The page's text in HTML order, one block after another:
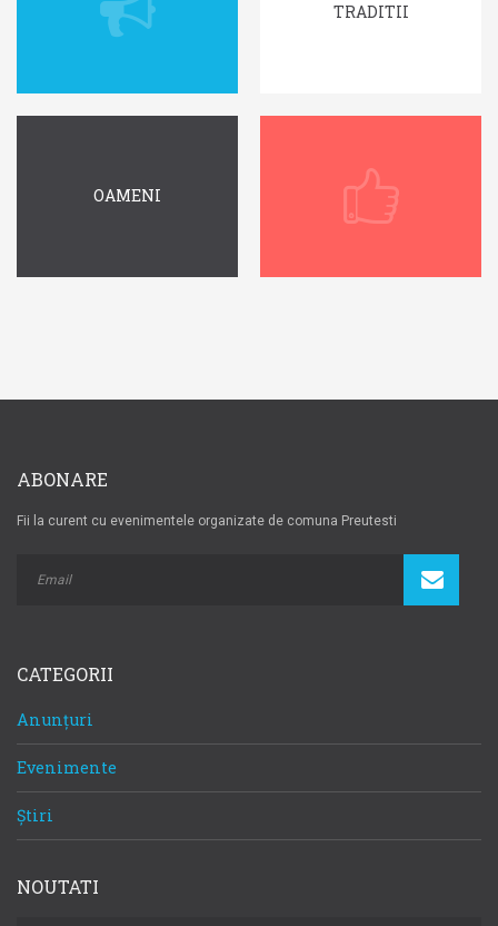
TRADITII
OAMENI
ABONARE
Fii la curent cu evenimentele organizate de comuna Preutesti
CATEGORII
Anunțuri
Evenimente
Știri
NOUTATI